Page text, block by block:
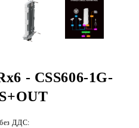
- CSS606-1G-
ДДС: